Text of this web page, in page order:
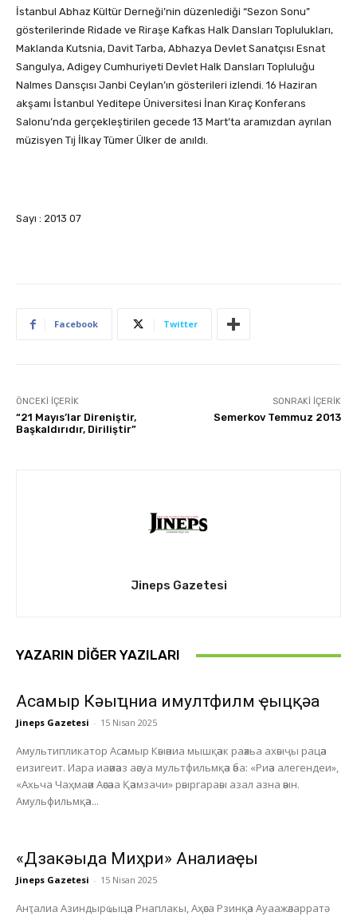
İstanbul Abhaz Kültür Derneği’nin düzenlediği “Sezon Sonu”
gösterilerinde Ridade ve Riraşe Kafkas Halk Dansları Toplulukları,
Maklanda Kutsnia, Davit Tarba, Abhazya Devlet Sanatçısı Esnat
Sangulya, Adigey Cumhuriyeti Devlet Halk Dansları Topluluğu
Nalmes Dansçısı Janbi Ceylan’ın gösterileri izlendi. 16 Haziran
akşamı İstanbul Yeditepe Üniversitesi İnan Kıraç Konferans
Salonu’nda gerçekleştirilen gecede 13 Mart’ta aramızdan ayrılan
müzisyen Tıj İlkay Tümer Ülker de anıldı.
Sayı : 2013 07
Facebook Twitter
ÖNCEKI İÇERIK
“21 Mayıs’lar Direniştir,
Başkaldırıdır, Diriliştir”
SONRAKI İÇERIK
Semerkov Temmuz 2013
Jineps Gazetesi
YAZARIN DIĞER YAZILARI
Асҭамыр Кәыҵниа имултфилм ҿыцқәа
Jineps Gazetesi - 15 Nisan 2025
Амультипликатор Асәамыр Кәыәниа мышқәак раәхьа ахәыҷы рацәа
еизигеит. Иара иаәиәаз аәсуа мультфильмқәа әба: «Риәа алегендеи»,
«Ахьча Чаҳмаәи Аәсәаа Қәамзачи» рәыргараәы азал азна әәын.
Амульфильмқәа...
«Дзакәыда Миҳри» Анҭалиаҿы
Jineps Gazetesi - 15 Nisan 2025
Анҭалиа Азиндырҩыцәа Рнаплакы, Аҳәса Рзинқәа Ауаажәларратә